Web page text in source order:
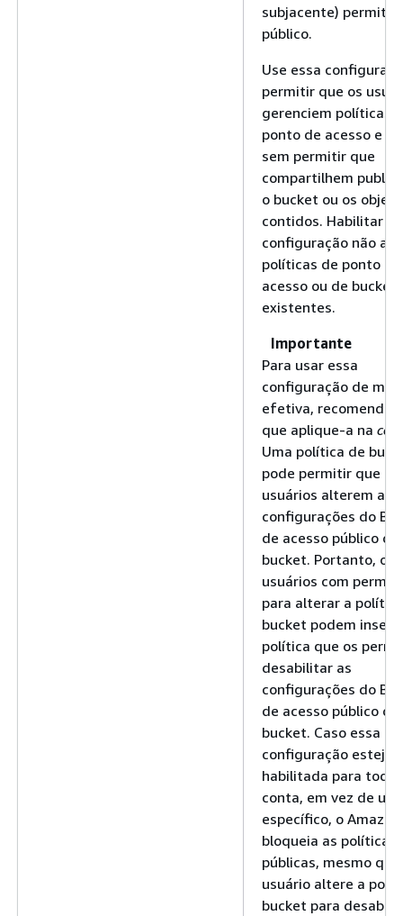
subjacente) permita
público.
Use essa
permitir que os
gerenciem políticas
ponto de acesso e
sem permitir que
compartilhem
o bucket ou os
contidos. Habilitar
configuração não
políticas de ponto de
acesso ou de bucket
existentes.
Importante
Para usar essa
configuração de
efetiva,
que aplique-a na
Uma política de
pode permitir que os
usuários alterem as
configurações do
de acesso público de
bucket. Portanto, os
usuários com
para alterar a
bucket podem
política que os
desabilitar as
configurações do
de acesso público do
bucket. Caso essa
configuração esteja
habilitada para toda
conta, em vez de
específico, o Amazon
bloqueia as políticas
públicas, mesmo
usuário altere a
bucket para